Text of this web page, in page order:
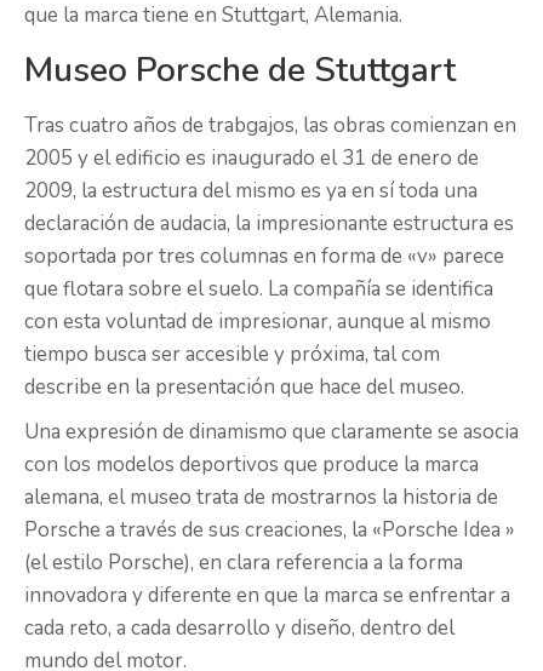
que la marca tiene en Stuttgart, Alemania.
Museo Porsche de Stuttgart
Tras cuatro años de trabgajos, las obras comienzan en
2005 y el edificio es inaugurado el 31 de enero de
2009, la estructura del mismo es ya en sí toda una
declaración de audacia, la impresionante estructura es
soportada por tres columnas en forma de «v» parece
que flotara sobre el suelo. La compañía se identifica
con esta voluntad de impresionar, aunque al mismo
tiempo busca ser accesible y próxima, tal com
describe en la presentación que hace del museo.
Una expresión de dinamismo que claramente se asocia
con los modelos deportivos que produce la marca
alemana, el museo trata de mostrarnos la historia de
Porsche a través de sus creaciones, la «Porsche Idea »
(el estilo Porsche), en clara referencia a la forma
innovadora y diferente en que la marca se enfrentar a
cada reto, a cada desarrollo y diseño, dentro del
mundo del motor.